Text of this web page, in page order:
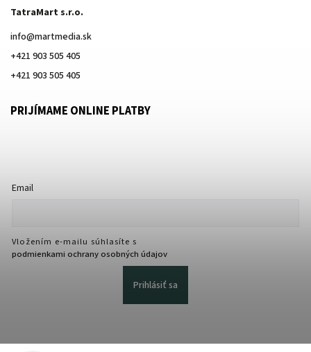
TatraMart s.r.o.
info@martmedia.sk
+421 903 505 405
+421 903 505 405
PRIJÍMAME ONLINE PLATBY
Email
Vložením e-mailu súhlasíte s
podmienkami ochrany osobných údajov
Prihlásiť sa